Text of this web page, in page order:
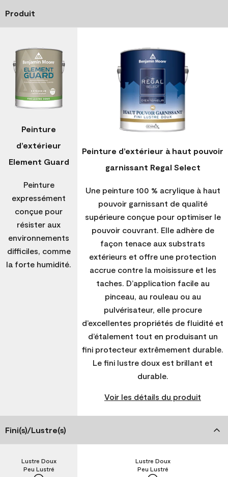
Produit
Peinture
d’extérieur
Element Guard
Peinture
expressément
conçue pour
résister aux
environnements
difficiles, comme
la forte humidité.
Peinture d’extérieur à haut pouvoir
garnissant Regal Select
Une peinture 100 % acrylique à haut
pouvoir garnissant de qualité
supérieure conçue pour optimiser le
pouvoir couvrant. Elle adhère de
façon tenace aux substrats
extérieurs et offre une protection
accrue contre la moisissure et les
taches. D’application facile au
pinceau, au rouleau ou au
pulvérisateur, elle procure
d’excellentes propriétés de fluidité et
d’étalement tout en produisant un
fini protecteur extrêmement durable.
Le fini lustre doux est brillant et
durable.
Voir les détails du produit
Fini(s)/Lustre(s)
Peu Lustré
Lustre Doux
Peu Lustré
Lustre Doux